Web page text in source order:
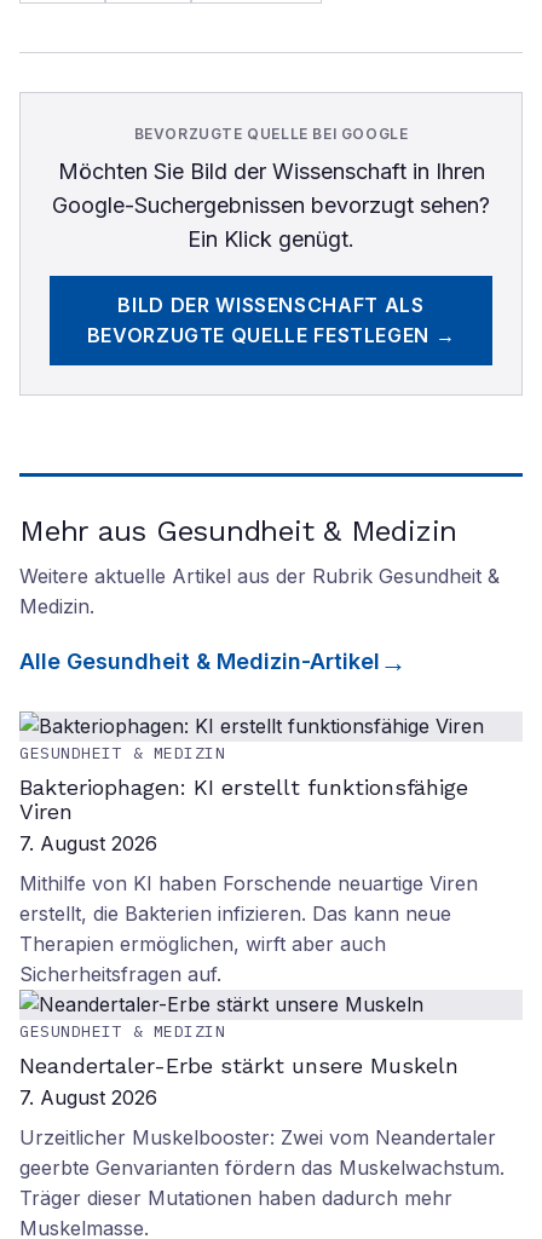
BEVORZUGTE QUELLE BEI GOOGLE
Möchten Sie Bild der Wissenschaftin Ihren
Google-Suchergebnissen bevorzugt sehen?
Ein Klick genügt.
BILD DER WISSENSCHAFT ALS
BEVORZUGTE QUELLE FESTLEGEN →
Mehr aus Gesundheit & Medizin
Weitere aktuelle Artikel aus der Rubrik Gesundheit &
Medizin.
Alle Gesundheit & Medizin-Artikel
GESUNDHEIT & MEDIZIN
Bakteriophagen: KI erstellt funktionsfähige
Viren
7. August 2026
Mithilfe von KI haben Forschende neuartige Viren
erstellt, die Bakterien infizieren. Das kann neue
Therapien ermöglichen, wirft aber auch
Sicherheitsfragen auf.
GESUNDHEIT & MEDIZIN
Neandertaler-Erbe stärkt unsere Muskeln
7. August 2026
Urzeitlicher Muskelbooster: Zwei vom Neandertaler
geerbte Genvarianten fördern das Muskelwachstum.
Träger dieser Mutationen haben dadurch mehr
Muskelmasse.